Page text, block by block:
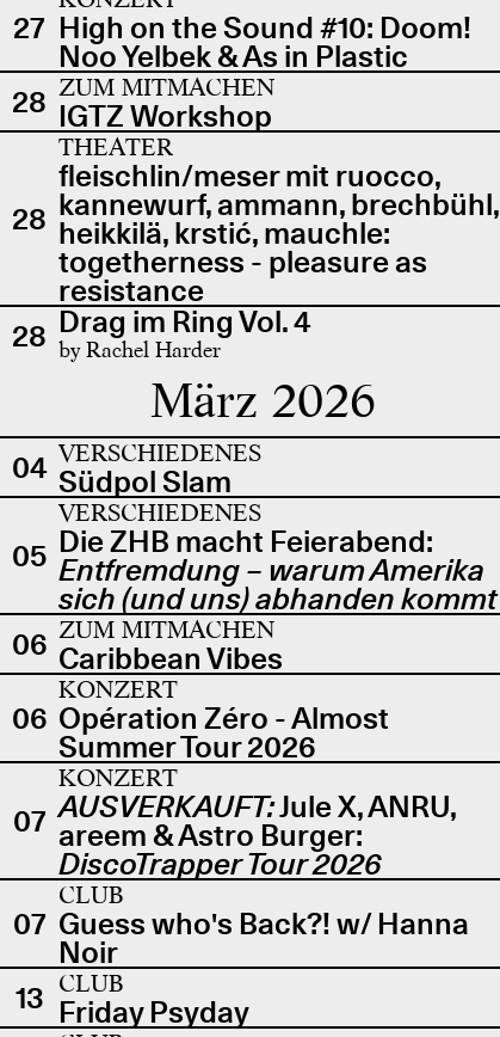
27 High on the Sound #10: Doom!
Noo Yelbek & As in Plastic
28 ZUM MITMACHEN
IGTZ Workshop
28
THEATER
fleischlin/meser mit ruocco,
kannewurf, ammann, brechbühl,
heikkilä, krstić, mauchle:
togetherness - pleasure as
resistance
28 Drag im Ring Vol. 4
by Rachel Harder
März 2026
04 VERSCHIEDENES
Südpol Slam
05
VERSCHIEDENES
Die ZHB macht Feierabend:
Entfremdung – warum Amerika
sich (und uns) abhanden kommt
06 ZUM MITMACHEN
Caribbean Vibes
06
KONZERT
Opération Zéro - Almost
Summer Tour 2026
07
KONZERT
AUSVERKAUFT:Jule X, ANRU,
areem & Astro Burger:
DiscoTrapper Tour 2026
07
CLUB
Guess who's Back?! w/ Hanna
Noir
13 CLUB
Friday Psyday